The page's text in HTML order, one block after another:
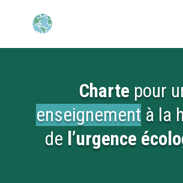
Charte pour
enseignement à la
de l’urgence